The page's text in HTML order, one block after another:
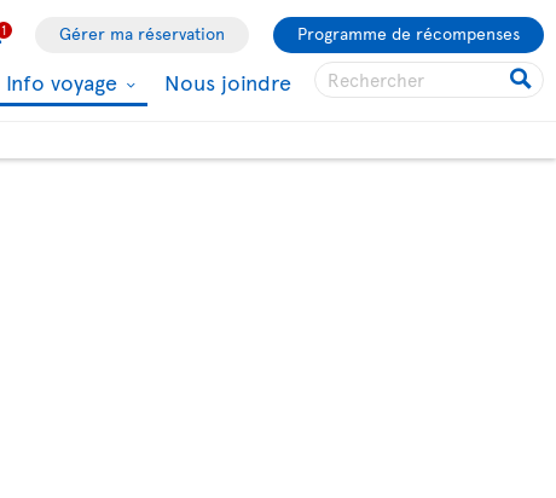
1 Gérer ma réservation Programme de récompenses
Info voyage Nous joindre